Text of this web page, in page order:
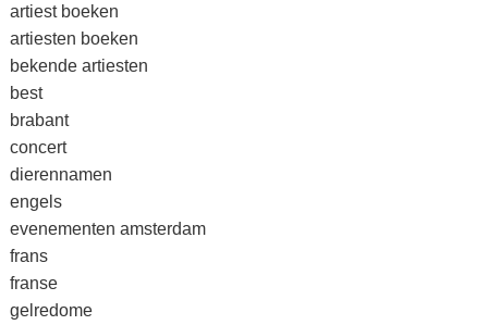
artiest boeken
artiesten boeken
bekende artiesten
best
brabant
concert
dierennamen
engels
evenementen amsterdam
frans
franse
gelredome